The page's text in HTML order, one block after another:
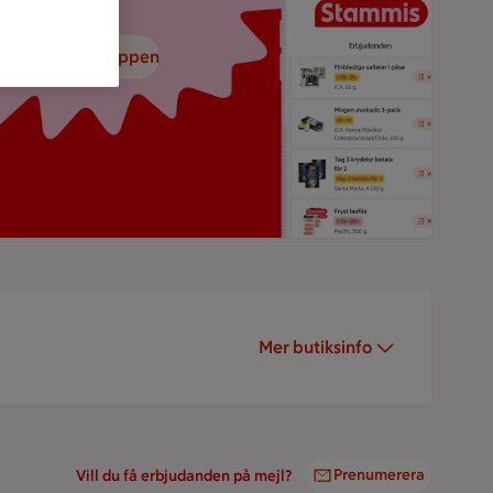
Mer butiksinfo
ned ICA-appen
Vill du få erbjudanden på mejl? Prenumerera